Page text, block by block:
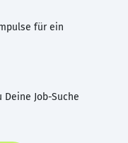
für ein
Job-Suche